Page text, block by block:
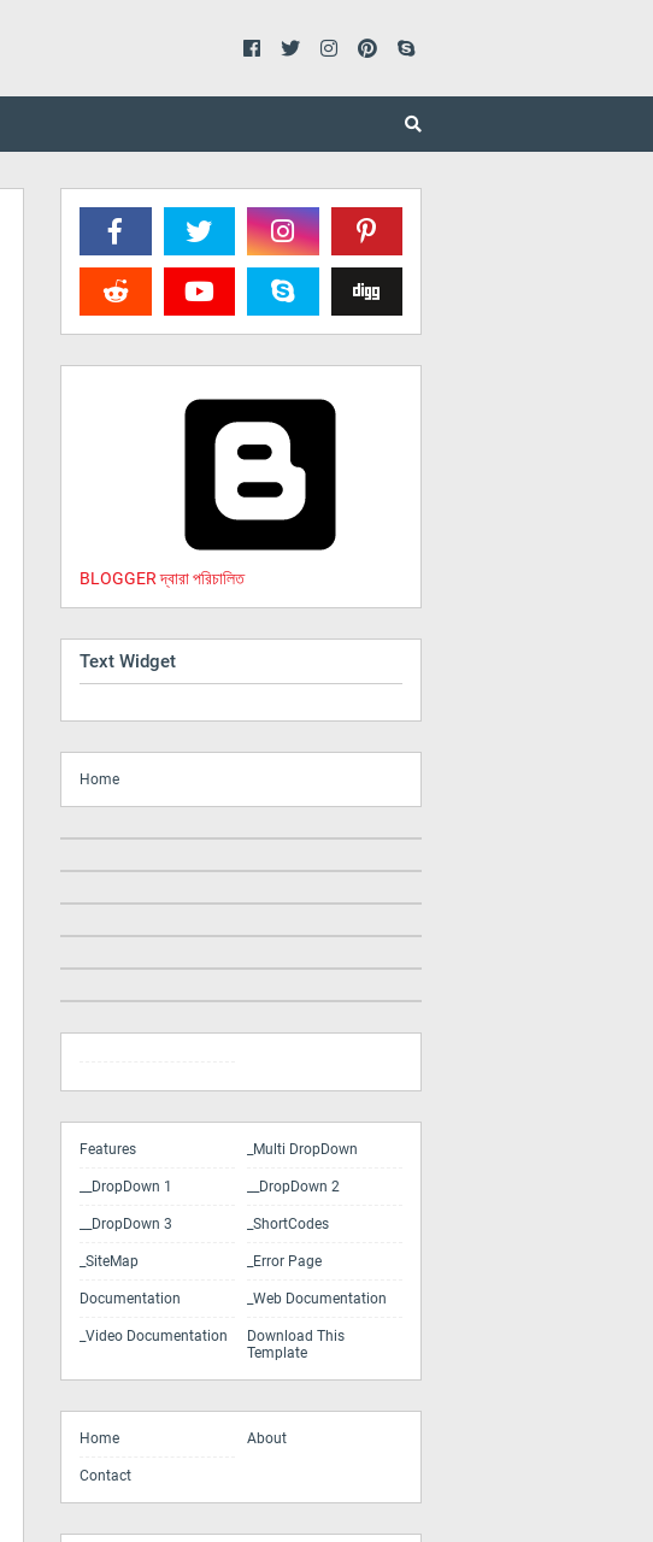
BLOGGER দ্বারা পরিচালিত
Text Widget
Home
Features _Multi DropDown
__DropDown 1 __DropDown 2
__DropDown 3 _ShortCodes
_SiteMap _Error Page
Documentation _Web Documentation
_Video Documentation
Download This
Template
Home About
Contact